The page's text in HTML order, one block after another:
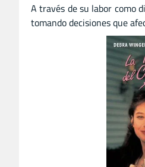
A través de su labor como
tomando decisiones que